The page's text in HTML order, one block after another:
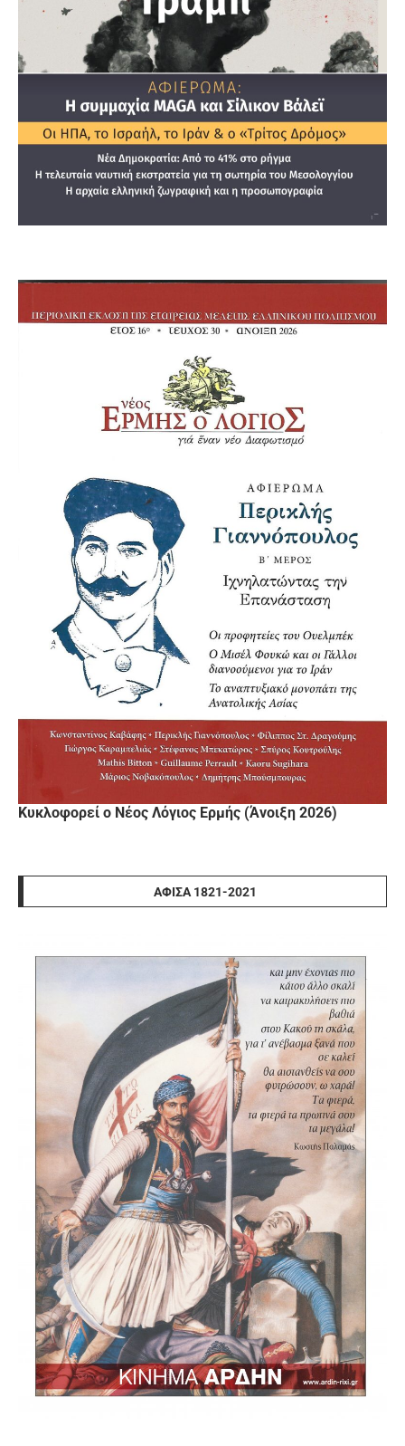
Κυκλοφορεί ο Νέος Λόγιος Ερμής (Άνοιξη 2026)
ΑΦΊΣΑ 1821-2021